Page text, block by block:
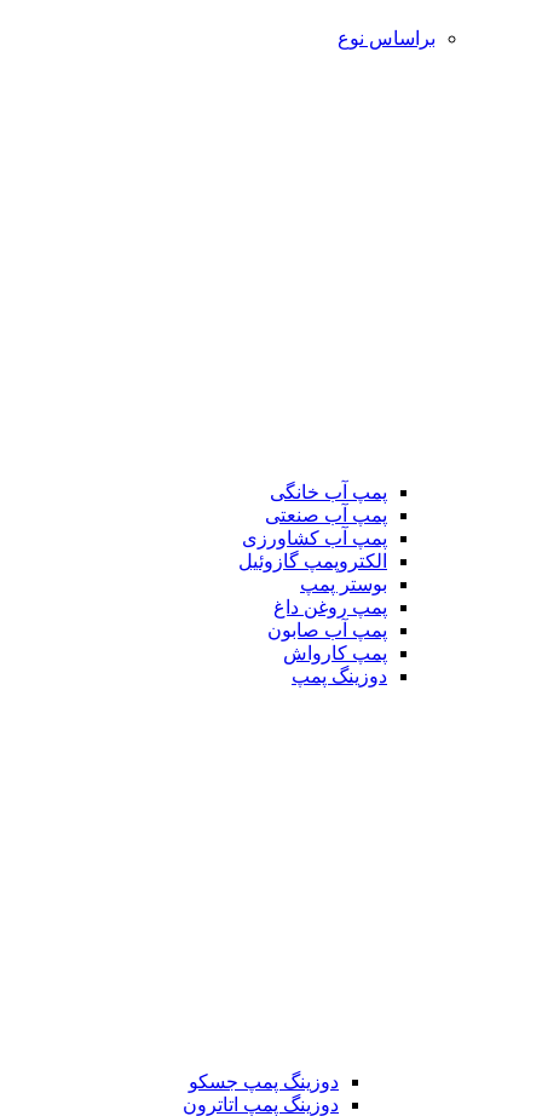
براساس نوع
پمپ آب خانگی
پمپ آب صنعتی
پمپ آب کشاورزی
الکتروپمپ گازوئیل
بوستر پمپ
پمپ روغن داغ
پمپ آب صابون
پمپ کارواش
دوزینگ پمپ
دوزینگ پمپ جسکو
دوزینگ پمپ اتاترون